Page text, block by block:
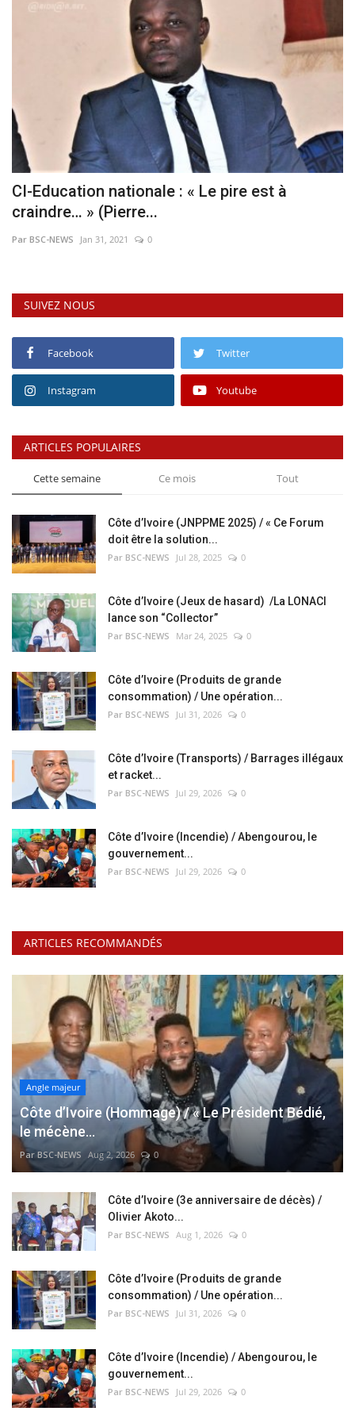
CI-Education nationale : « Le pire est à
craindre… » (Pierre...
Par BSC-NEWS Jan 31, 2021 0
SUIVEZ NOUS
Facebook Twitter
Instagram Youtube
ARTICLES POPULAIRES
Cette semaine Ce mois Tout
Côte d’Ivoire (JNPPME 2025) / « Ce Forum
doit être la solution...
Par BSC-NEWS Jul 28, 2025 0
Côte d’Ivoire (Jeux de hasard) /La LONACI
lance son “Collector”
Par BSC-NEWS Mar 24, 2025 0
Côte d’Ivoire (Produits de grande
consommation) / Une opération...
Par BSC-NEWS Jul 31, 2026 0
Côte d’Ivoire (Transports) / Barrages illégaux
et racket...
Par BSC-NEWS Jul 29, 2026 0
Côte d’Ivoire (Incendie) / Abengourou, le
gouvernement...
Par BSC-NEWS Jul 29, 2026 0
ARTICLES RECOMMANDÉS
Angle majeur
Côte d’Ivoire (Hommage) / « Le Président Bédié,
le mécène...
Par BSC-NEWS Aug 2, 2026 0
Côte d’Ivoire (3e anniversaire de décès) /
Olivier Akoto...
Par BSC-NEWS Aug 1, 2026 0
Côte d’Ivoire (Produits de grande
consommation) / Une opération...
Par BSC-NEWS Jul 31, 2026 0
Côte d’Ivoire (Incendie) / Abengourou, le
gouvernement...
Par BSC-NEWS Jul 29, 2026 0